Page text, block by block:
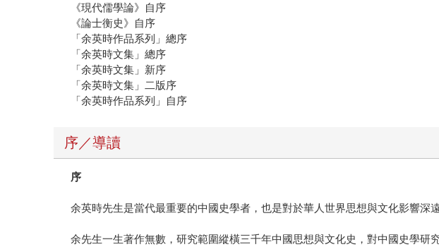
《現代儒學論》自序
《論士衡史》自序
「余英時作品系列」總序
「余英時文集」總序
「余英時文集」新序
「余英時文集」二版序
「余英時作品系列」自序
序／導讀
序
余英時先生是當代最重要的中國史學者，也是對於華人世界思想與文化影響深遠
余先生一生著作無數，研究範圍縱橫三千年中國思想與文化史，對中國史學